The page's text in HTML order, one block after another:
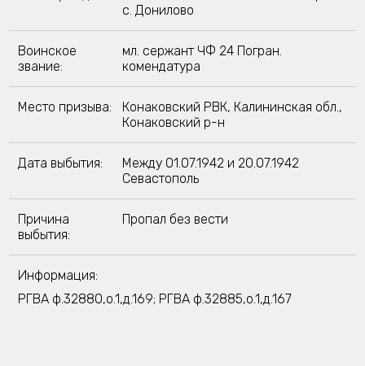
с. Донилово
Воинское
звание:
мл. сержант ЧФ 24 Погран.
комендатура
Место призыва:
Конаковский РВК, Калининская обл.,
Конаковский р-н
Дата выбытия:
Между 01.07.1942 и 20.07.1942
Севастополь
Причина
выбытия:
Пропал без вести
Информация:
РГВА ф.32880,о.1,д.169; РГВА ф.32885,о.1,д.167